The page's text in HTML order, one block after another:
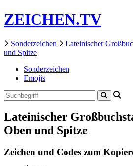
ZEICHEN.TV
Sonderzeichen
Lateinischer
und Spitze
Sonderzeichen
Emojis
Lateinischer
Oben und Spitze
Zeichen und Codes zum